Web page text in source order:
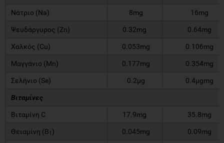
Νάτριο (Na) 8mg 16mg
Ψευδάργυρος (Zn) 0.32mg 0.64mg
Χαλκός (Cu) 0.053mg 0.106mg
Μαγγάνιο (Mn) 0.177mg 0.354mg
Σελήνιο (Se) 0.2μg 0.4μgmg
Βιταμίνες
Βιταμίνη C 17.9mg 35.8mg
Θειαμίνη (B1 ) 0.045mg 0.09mg